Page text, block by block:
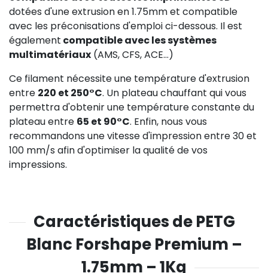
dotées d'une extrusion en 1.75mm et compatible
avec les préconisations d'emploi ci-dessous. Il est
également compatible avec les systèmes
multimatériaux (AMS, CFS, ACE...)
Ce filament nécessite une température d'extrusion
entre 220 et 250°C. Un plateau chauffant qui vous
permettra d'obtenir une température constante du
plateau entre 65 et 90°C. Enfin, nous vous
recommandons une vitesse d'impression entre 30 et
100 mm/s afin d'optimiser la qualité de vos
impressions.
Caractéristiques de PETG
Blanc Forshape Premium –
1.75mm – 1Kg